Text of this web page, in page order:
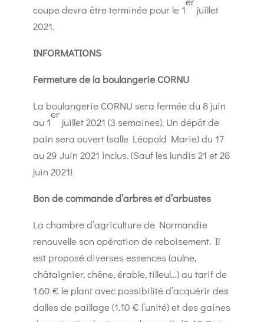
coupe devra être terminée pour le 1
juillet
2021.
INFORMATIONS
Fermeture de la boulangerie CORNU
La boulangerie CORNU sera fermée du 8 juin
au 1
er
juillet 2021 (3 semaines). Un dépôt de
pain sera ouvert (salle Léopold Marie) du 17
au 29 Juin 2021 inclus. (Sauf les lundis 21 et 28
juin 2021)
Bon de commande d’arbres et d’arbustes
La chambre d’agriculture de Normandie
renouvelle son opération de reboisement. Il
est proposé diverses essences (aulne,
châtaignier, chêne, érable, tilleul…) au tarif de
1.60 € le plant avec possibilité d’acquérir des
dalles de paillage (1.10 € l’unité) et des gaines